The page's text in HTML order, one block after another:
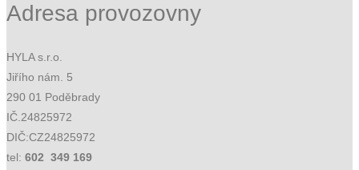
Adresa provozovny
HYLA s.r.o.
Jiřího nám. 5
290 01 Poděbrady
IČ.24825972
DIČ:CZ24825972
tel: 602 349 169